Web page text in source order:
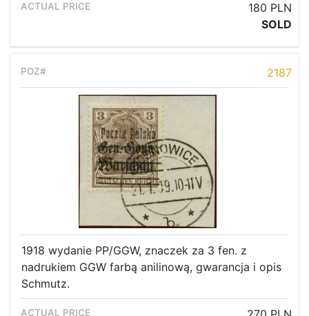
180 PLN
SOLD
2187
1918 wydanie PP/GGW, znaczek za 3 fen. z
nadrukiem GGW farbą anilinową, gwarancja i opis
Schmutz.